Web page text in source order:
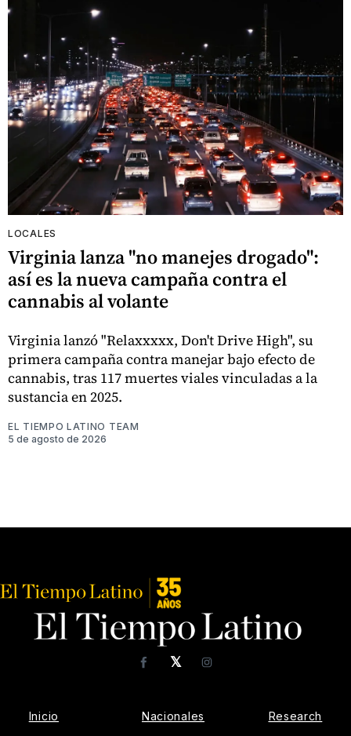
LOCALES
Virginia lanza "no manejes drogado":
así es la nueva campaña contra el
cannabis al volante
Virginia lanzó "Relaxxxxx, Don't Drive High", su
primera campaña contra manejar bajo efecto de
cannabis, tras 117 muertes viales vinculadas a la
sustancia en 2025.
EL TIEMPO LATINO TEAM
5 de agosto de 2026
𝕏
FacebookInstagram
Inicio Nacionales Research